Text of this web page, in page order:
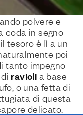
polvere e
coda in segno
tesoro è lì a un
poi
tanto impegno
ravioli a base
o una fetta di
di questa
delicato.